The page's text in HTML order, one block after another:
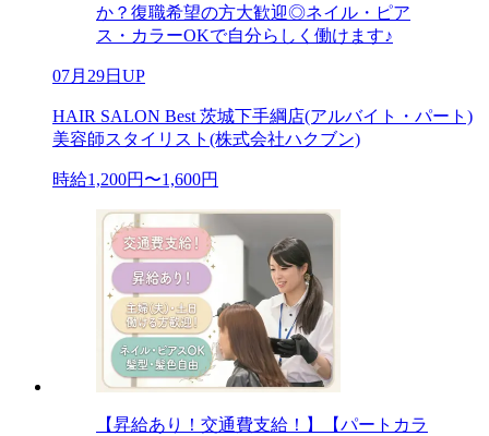
か？復職希望の方大歓迎◎ネイル・ピア
ス・カラーOKで自分らしく働けます♪
07月29日UP
HAIR SALON Best 茨城下手綱店(アルバイト・パート)
美容師スタイリスト(株式会社ハクブン)
時給1,200円〜1,600円
【昇給あり！交通費支給！】【パートカラ